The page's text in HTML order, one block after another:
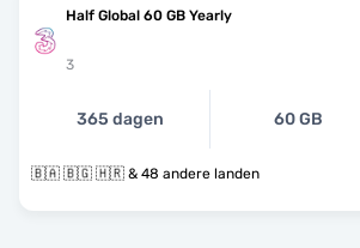
Half Global 60 GB Yearly
3
365 dagen 60 GB
🇧🇦 🇧🇬 🇭🇷 & 48 andere landen